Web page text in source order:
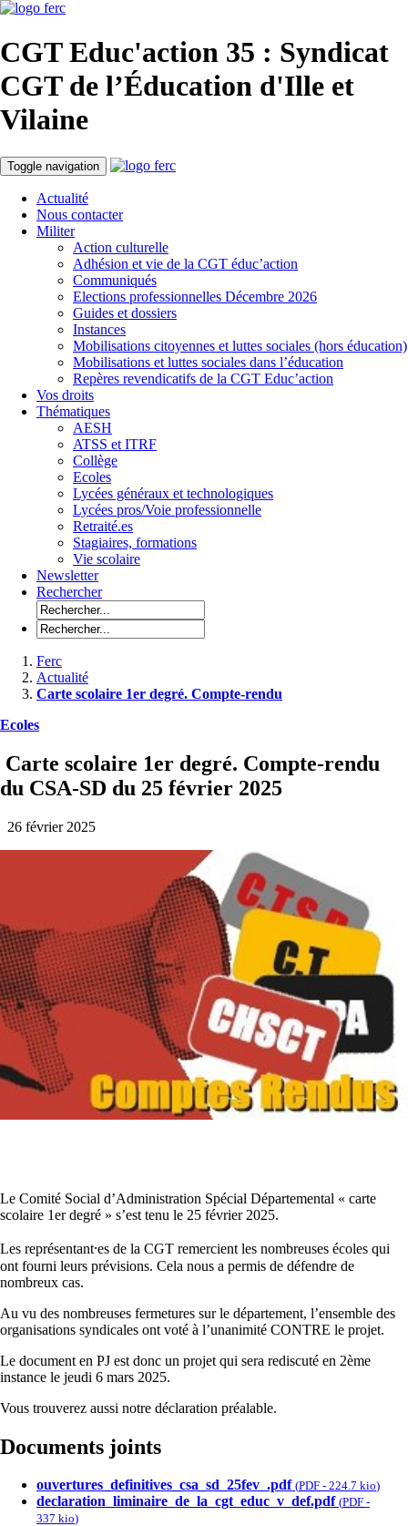
CGT Educ'action 35 : Syndicat
CGT de l’Éducation d'Ille et
Vilaine
Toggle navigation
Actualité
Nous contacter
Militer
Action culturelle
Adhésion et vie de la CGT éduc’action
Communiqués
Elections professionnelles Décembre 2026
Guides et dossiers
Instances
Mobilisations citoyennes et luttes sociales (hors éducation)
Mobilisations et luttes sociales dans l’éducation
Repères revendicatifs de la CGT Educ’action
Vos droits
Thématiques
AESH
ATSS et ITRF
Collège
Ecoles
Lycées généraux et technologiques
Lycées pros/Voie professionnelle
Retraité.es
Stagiaires, formations
Vie scolaire
Newsletter
Rechercher
Ferc
Actualité
Carte scolaire 1er degré. Compte-rendu
Ecoles
Carte scolaire 1er degré. Compte-rendu
du CSA-SD du 25 février 2025
26 février 2025
Le Comité Social d’Administration Spécial Départemental « carte
scolaire 1er degré » s’est tenu le 25 février 2025.
Les représentant⸱es de la CGT remercient les nombreuses écoles qui
ont fourni leurs prévisions. Cela nous a permis de défendre de
nombreux cas.
Au vu des nombreuses fermetures sur le département, l’ensemble des
organisations syndicales ont voté à l’unanimité CONTRE le projet.
Le document en PJ est donc un projet qui sera rediscuté en 2ème
instance le jeudi 6 mars 2025.
Vous trouverez aussi notre déclaration préalable.
Documents joints
ouvertures_definitives_csa_sd_25fev_.pdf (PDF - 224.7 kio)
declaration_liminaire_de_la_cgt_educ_v_def.pdf (PDF -
337 kio)